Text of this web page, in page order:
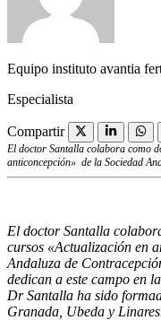
Equipo instituto avantia
Especialista
Compartir
El doctor Santalla colabora como
anticoncepción» de la Sociedad
El doctor Santalla
cursos «Actualización en
Andaluza de
dedican a este campo en
Dr Santalla ha sido
Granada, Ubeda y